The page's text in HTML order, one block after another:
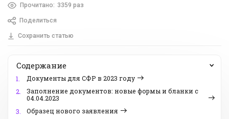
Прочитано: 3359 раз
Поделиться
Сохранить статью
Содержание
1.
Документы для СФР в 2023 году
2.
Заполнение документов: новые формы и бланки с
04.04.2023
3.
Образец нового заявления